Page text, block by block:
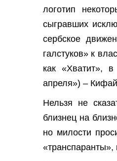
логотип
сыгравших
сербское
галстуков» к
как «Хватит»,
апреля») –
Нельзя не
близнец на
но милости
«транспаранты»,